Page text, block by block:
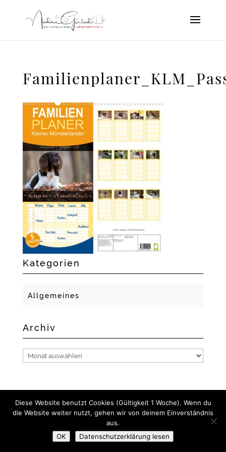
Kategorien
Allgemeines
Archiv
Archiv
2018 GERLACH FOTO- UND MEDIENDESIGN I NADINE
GERLACH
Diese Website benutzt Cookies (Gültigkeit 1 Woche). Wenn du
die Website weiter nutzt, gehen wir von deinem Einverständnis
aus.
OK
Datenschutzerklärung lesen